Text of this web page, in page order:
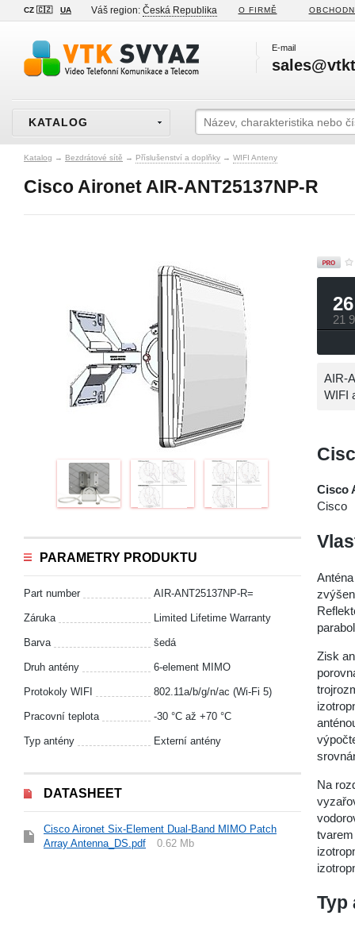
CZ 🇨🇿 UA Váš region: Česká Republika O FIRMĚ
E-mail
KATALOG
Katalog → Bezdrátové sítě → Příslušenství a doplňky → WIFI Anteny
Cisco Aironet AIR-ANT25137NP-R
PARAMETRY PRODUKTU
Part number AIR-ANT25137NP-R=
Záruka Limited Lifetime Warranty
Barva šedá
Druh antény 6-element MIMO
Protokoly WIFI 802.11a/b/g/n/ac (Wi-Fi 5)
Pracovní teplota -30 °С až +70 °С
Typ antény Externí antény
DATASHEET
Cisco Aironet Six-Element Dual-Band MIMO Patch
Array Antenna_DS.pdf
0.62 Mb
21
AIR-
WIFI
Cisco
Cisco
Zisk
Na
Typ